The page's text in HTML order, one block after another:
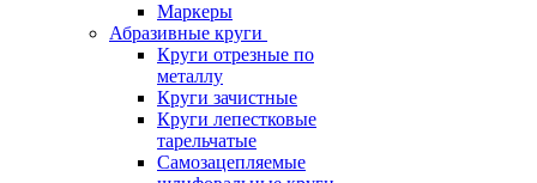
Маркеры
Абразивные круги
Круги отрезные по
металлу
Круги зачистные
Круги лепестковые
тарельчатые
Самозацепляемые